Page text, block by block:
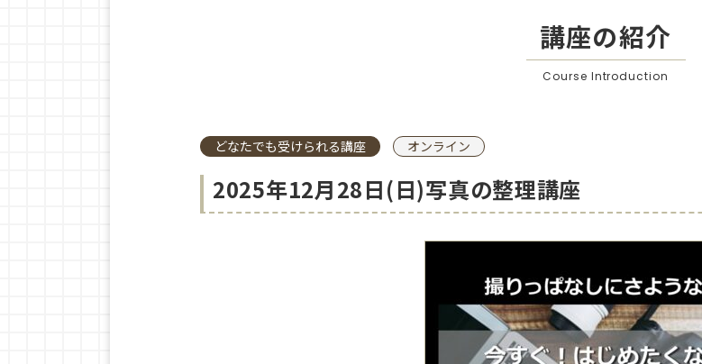
講座の紹介
Course Introduction
どなたでも受けられる講座 オンライン
2025年12月28日(日)写真の整理講座